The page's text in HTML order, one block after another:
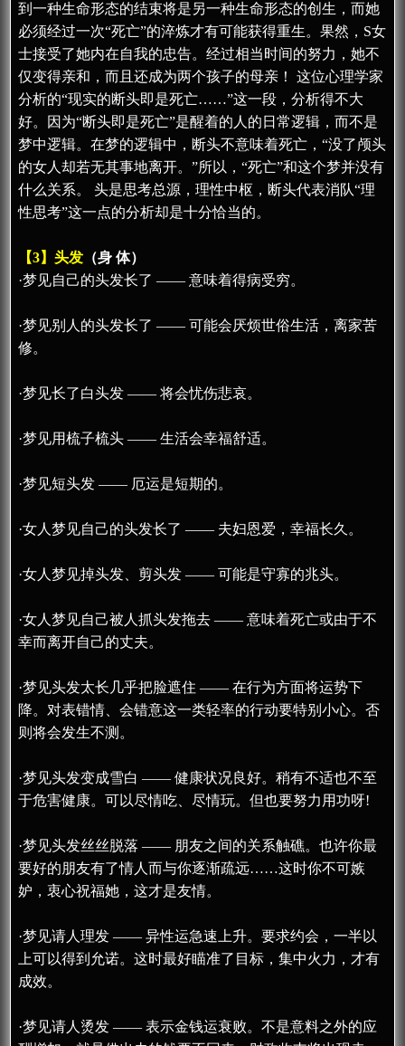
到一种生命形态的结束将是另一种生命形态的创生，而她
必须经过一次“死亡”的淬炼才有可能获得重生。果然，S女
士接受了她内在自我的忠告。经过相当时间的努力，她不
仅变得亲和，而且还成为两个孩子的母亲！ 这位心理学家
分析的“现实的断头即是死亡……”这一段，分析得不大
好。因为“断头即是死亡”是醒着的人的日常逻辑，而不是
梦中逻辑。在梦的逻辑中，断头不意味着死亡，“没了颅头
的女人却若无其事地离开。”所以，“死亡”和这个梦并没有
什么关系。 头是思考总源，理性中枢，断头代表消队“理
性思考”这一点的分析却是十分恰当的。
【3】头发 （身 体）
·梦见自己的头发长了 —— 意味着得病受穷。
·梦见别人的头发长了 —— 可能会厌烦世俗生活，离家苦
修。
·梦见长了白头发 —— 将会忧伤悲哀。
·梦见用梳子梳头 —— 生活会幸福舒适。
·梦见短头发 —— 厄运是短期的。
·女人梦见自己的头发长了 —— 夫妇恩爱，幸福长久。
·女人梦见掉头发、剪头发 —— 可能是守寡的兆头。
·女人梦见自己被人抓头发拖去 —— 意味着死亡或由于不
幸而离开自己的丈夫。
·梦见头发太长几乎把脸遮住 —— 在行为方面将运势下
降。对表错情、会错意这一类轻率的行动要特别小心。否
则将会发生不测。
·梦见头发变成雪白 —— 健康状况良好。稍有不适也不至
于危害健康。可以尽情吃、尽情玩。但也要努力用功呀!
·梦见头发丝丝脱落 —— 朋友之间的关系触礁。也许你最
要好的朋友有了情人而与你逐渐疏远……这时你不可嫉
妒，衷心祝福她，这才是友情。
·梦见请人理发 —— 异性运急速上升。要求约会，一半以
上可以得到允诺。这时最好瞄准了目标，集中火力，才有
成效。
·梦见请人烫发 —— 表示金钱运衰败。不是意料之外的应